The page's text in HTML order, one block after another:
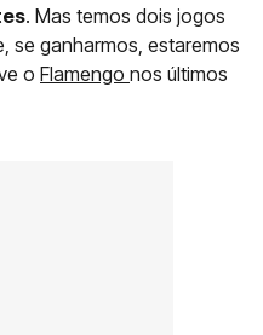
. Mas temos dois jogos
se ganharmos, estaremos
o Flamengo nos últimos